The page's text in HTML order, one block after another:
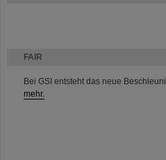
FAIR
Bei GSI entsteht das neue
mehr.